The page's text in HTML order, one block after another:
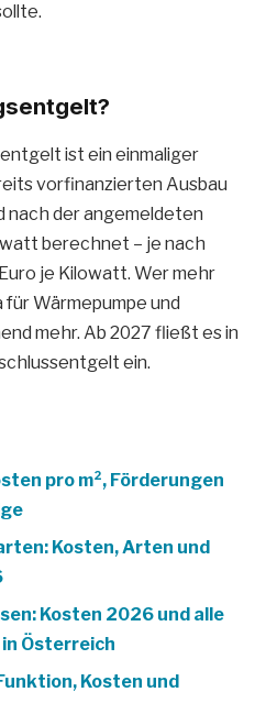
ist ein einmaliger
vorfinanzierten Ausbau
nach der angemeldeten
berechnet – je nach
je Kilowatt. Wer mehr
Wärmepumpe und
mehr. Ab 2027 fließt es in
ein.
pro m², Förderungen
Kosten, Arten und
Kosten 2026 und alle
Österreich
Kosten und